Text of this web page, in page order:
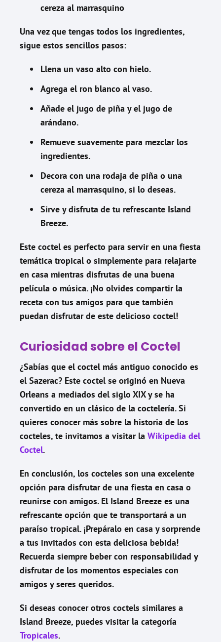
cereza al marrasquino
Una vez que tengas todos los ingredientes,
sigue estos sencillos pasos:
Llena un vaso alto con hielo.
Agrega el ron blanco al vaso.
Añade el jugo de piña y el jugo de
arándano.
Remueve suavemente para mezclar los
ingredientes.
Decora con una rodaja de piña o una
cereza al marrasquino, si lo deseas.
Sirve y disfruta de tu refrescante Island
Breeze.
Este coctel es perfecto para servir en una fiesta
temática tropical o simplemente para relajarte
en casa mientras disfrutas de una buena
película o música. ¡No olvides compartir la
receta con tus amigos para que también
puedan disfrutar de este delicioso coctel!
Curiosidad sobre el Coctel
¿Sabías que el coctel más antiguo conocido es
el Sazerac? Este coctel se originó en Nueva
Orleans a mediados del siglo XIX y se ha
convertido en un clásico de la coctelería. Si
quieres conocer más sobre la historia de los
cocteles, te invitamos a visitar la Wikipedia del
Coctel.
En conclusión, los cocteles son una excelente
opción para disfrutar de una fiesta en casa o
reunirse con amigos. El Island Breeze es una
refrescante opción que te transportará a un
paraíso tropical. ¡Prepáralo en casa y sorprende
a tus invitados con esta deliciosa bebida!
Recuerda siempre beber con responsabilidad y
disfrutar de los momentos especiales con
amigos y seres queridos.
Si deseas conocer otros coctels similares a
Island Breeze, puedes visitar la categoría
Tropicales.